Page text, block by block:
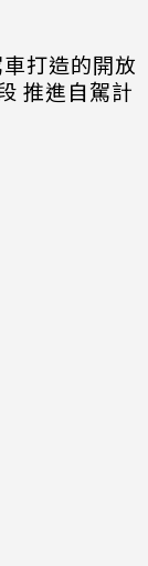
打造的開放
推進自駕計